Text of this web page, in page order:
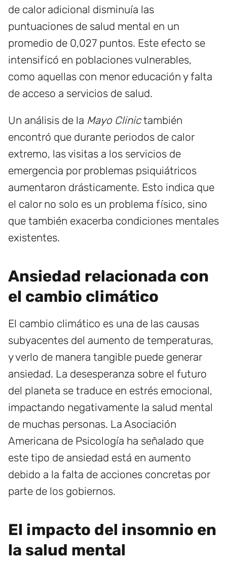
de calor adicional disminuía las
puntuaciones de salud mental en un
promedio de 0,027 puntos. Este efecto se
intensificó en poblaciones vulnerables,
como aquellas con menor educación y falta
de acceso a servicios de salud.
Un análisis de la Mayo Clinictambién
encontró que durante periodos de calor
extremo, las visitas a los servicios de
emergencia por problemas psiquiátricos
aumentaron drásticamente. Esto indica que
el calor no solo es un problema físico, sino
que también exacerba condiciones mentales
existentes.
Ansiedad relacionada con
el cambio climático
El cambio climático es una de las causas
subyacentes del aumento de temperaturas,
y verlo de manera tangible puede generar
ansiedad. La desesperanza sobre el futuro
del planeta se traduce en estrés emocional,
impactando negativamente la salud mental
de muchas personas. La Asociación
Americana de Psicología ha señalado que
este tipo de ansiedad está en aumento
debido a la falta de acciones concretas por
parte de los gobiernos.
El impacto del insomnio en
la salud mental